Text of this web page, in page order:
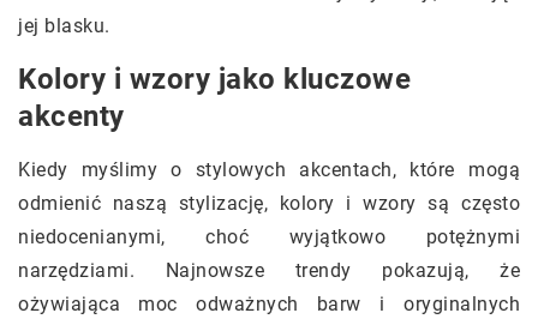
jej blasku.
Kolory i wzory jako kluczowe
akcenty
Kiedy myślimy o stylowych akcentach, które mogą
odmienić naszą stylizację, kolory i wzory są często
niedocenianymi, choć wyjątkowo potężnymi
narzędziami. Najnowsze trendy pokazują, że
ożywiająca moc odważnych barw i oryginalnych